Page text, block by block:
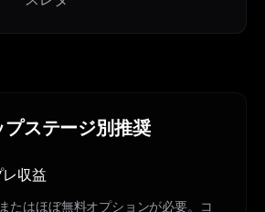
ステージ別推奨
収益
たはほぼ無料オプションが必要。コ